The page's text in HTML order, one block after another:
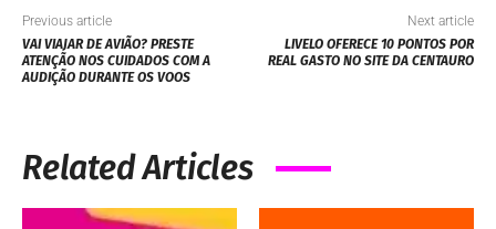
Previous article
VAI VIAJAR DE AVIÃO? PRESTE
ATENÇÃO NOS CUIDADOS COM A
AUDIÇÃO DURANTE OS VOOS
Next article
LIVELO OFERECE 10 PONTOS POR
REAL GASTO NO SITE DA CENTAURO
Related Articles